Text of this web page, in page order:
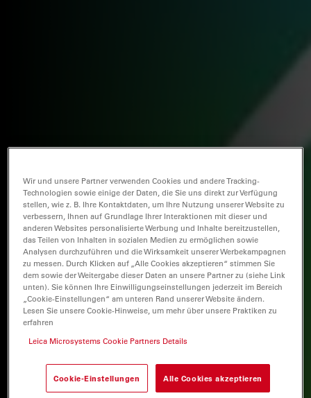
Wir und unsere Partner verwenden Cookies und andere Tracking-
Technologien sowie einige der Daten, die Sie uns direkt zur Verfügung
stellen, wie z. B. Ihre Kontaktdaten, um Ihre Nutzung unserer Website zu
verbessern, Ihnen auf Grundlage Ihrer Interaktionen mit dieser und
anderen Websites personalisierte Werbung und Inhalte bereitzustellen,
das Teilen von Inhalten in sozialen Medien zu ermöglichen sowie
Analysen durchzuführen und die Wirksamkeit unserer Werbekampagnen
zu messen. Durch Klicken auf „Alle Cookies akzeptieren“ stimmen Sie
dem sowie der Weitergabe dieser Daten an unsere Partner zu (siehe Link
unten). Sie können Ihre Einwilligungseinstellungen jederzeit im Bereich
„Cookie-Einstellungen“ am unteren Rand unserer Website ändern.
Lesen Sie unsere Cookie-Hinweise, um mehr über unsere Praktiken zu
erfahren
Leica Microsystems Cookie Partners Details
Cookie-Einstellungen Alle Cookies akzeptieren